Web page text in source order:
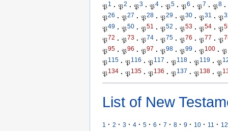
𝔓1 · 𝔓2 · 𝔓3 · 𝔓4 · 𝔓5 · 𝔓6 · 𝔓7 · 𝔓8 ·
𝔓26 · 𝔓27 · 𝔓28 · 𝔓29 · 𝔓30 · 𝔓31 · 𝔓
𝔓49 · 𝔓50 · 𝔓51 · 𝔓52 · 𝔓53 · 𝔓54 · 𝔓
𝔓72 · 𝔓73 · 𝔓74 · 𝔓75 · 𝔓76 · 𝔓77 · 𝔓
𝔓95 · 𝔓96 · 𝔓97 · 𝔓98 · 𝔓99 · 𝔓100 · 𝔓
𝔓115 · 𝔓116 · 𝔓117 · 𝔓118 · 𝔓119 · 𝔓
𝔓134 · 𝔓135 · 𝔓136 · 𝔓137 · 𝔓138 · 𝔓
List of New
1 · 2 · 3 · 4 · 5 · 6 · 7 · 8 · 9 · 10 · 11 · 12